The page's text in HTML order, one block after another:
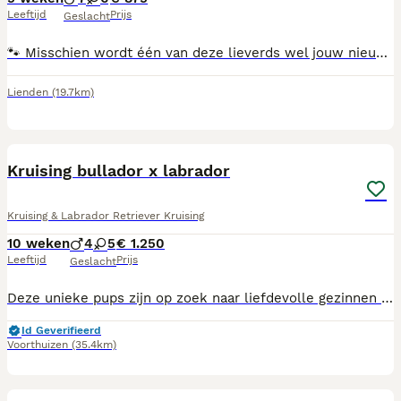
Leeftijd GeslachtPrijs
🐾 Misschien wordt één van deze lieverds wel jouw nieuwe beste vriend! ❤️ Op 28 juni zijn wij met z'n 13-en geboren en we groeien op in een liefdevolle, huiselijke omgeving in Lienden. We zijn een vrolijk nest van 7 stoere reutjes en 6 lieve teefjes, in verschillende kleuren: licht, donkerbruin en zwart. Onze papa is een Labrador Retriever × Labradoodle en onze mama een Friese Stabij x Labrador Retriever. Daardoor combineren we het vriendelijke en speelse karakter van de Labrador met de intelligentie, trouw en nieuwsgierigheid van de Friese Stabij. We zijn sociaal, aanhankelijk, leergierig en dol op gezelligheid – eigenschappen die ons fijne gezinshonden maken. Vanaf 8 weken zijn ze klaar om uit te vliegen naar een warm en liefdevol thuis. Tegen die tijd zijn we: 🐶 Gechipt 💉 Gevaccineerd 🪱 Meerdere keren ontwormd 🩺 Nagekeken door de dierenarts 📘 Voorzien van een Europees paspoort Ben je benieuwd of één van ons bij jouw gezin past? Je bent van harte welkom om kennis te komen maken. Wie weet kiezen wij jou wel uit! 💛
Lienden (19.7km)
Kruising bullador x labrador
Kruising & Labrador Retriever Kruising
10 weken
Leeftijd
4 5
Geslacht
€ 1.250
Prijs
Deze unieke pups zijn op zoek naar liefdevolle gezinnen of baasjes die hun een warm thuis kunnen bieden. We vinden het belangrijk dat er een goede klik is tussen pup en eigenaar want een pup kies je voor een langere tijd. Ben jij of zijn julie op zoek naar een trouwe viervoeter? Neem dan contact op zodat u kennis kunt maken met bruno's prachtige pups! Voor meer informatie of kennismakingsbezoek mag u gerust contact opnemen! ✅️leeftijdsconform gevaccineerd ✅️gechipt ✅️geregistreerd ✅️paspoort ✅️gezondsheidverklaring
Id Geverifieerd
Voorthuizen (35.4km)